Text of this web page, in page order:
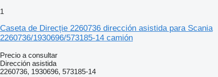
1
Caseta de Direcție 2260736 dirección asistida para Scania
2260736/1930696/573185-14 camión
Precio a consultar
Dirección asistida
2260736, 1930696, 573185-14